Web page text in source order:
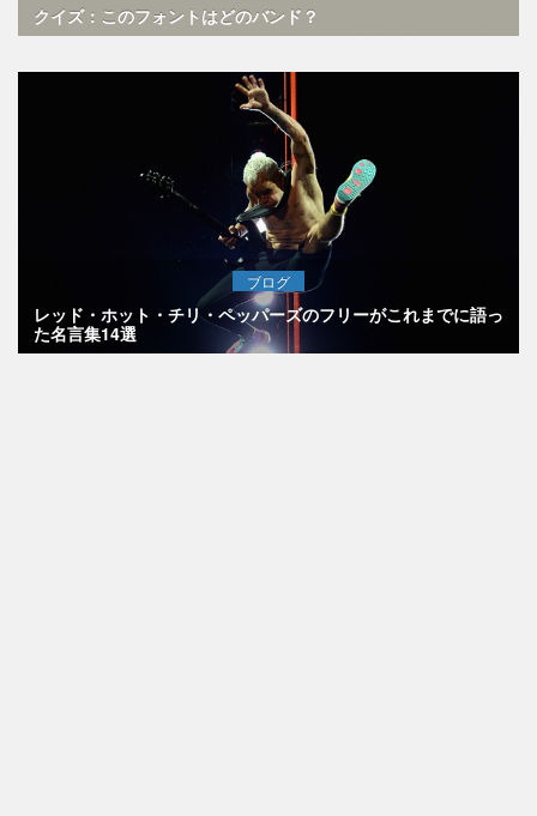
クイズ：このフォントはどのバンド？
ブログ
レッド・ホット・チリ・ペッパーズのフリーがこれまでに語っ
た名言集14選